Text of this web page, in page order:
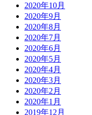
2020年10月
2020年9月
2020年8月
2020年7月
2020年6月
2020年5月
2020年4月
2020年3月
2020年2月
2020年1月
2019年12月